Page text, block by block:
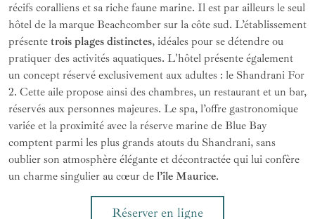
récifs coralliens et sa riche faune marine. Il est par ailleurs le seul
hôtel de la marque Beachcomber sur la côte sud. L’établissement
présente trois plages distinctes, idéales pour se détendre ou
pratiquer des activités aquatiques. L'hôtel présente également
un concept réservé exclusivement aux adultes : le Shandrani For
2. Cette aile propose ainsi des chambres, un restaurant et un bar,
réservés aux personnes majeures. Le spa, l’offre gastronomique
variée et la proximité avec la réserve marine de Blue Bay
comptent parmi les plus grands atouts du Shandrani, sans
oublier son atmosphère élégante et décontractée qui lui confère
un charme singulier au cœur de l’île Maurice.
Réserver en ligne